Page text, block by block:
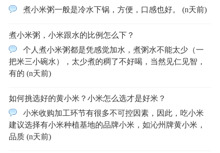
煮小米粥一般是冷水下锅，方便，口感也好。 (n天前)
煮小米粥，小米跟水的比例怎么下？
个人煮小米粥都是凭感觉加水，煮粥水不能太少（一
把米三小碗水），太少煮的稠了不好喝，当然见仁见智，
有的 (n天前)
如何挑选好的黄小米？小米怎么选才是好米？
小米收购加工环节有很多不可控因素，因此，吃小米
建议选择有小米种植基地的品牌小米，如沁州牌黄小米，
品质 (n天前)